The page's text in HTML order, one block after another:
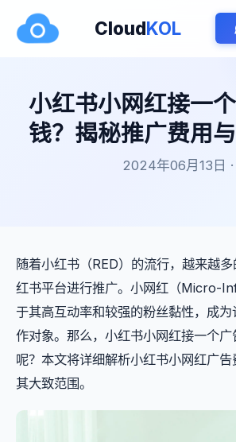
CloudKOL
小红书小网红接一
钱？揭秘推广费用
2024年06月13日 ·
随着小红书（RED）的流行，越来越
红书平台进行推广。小网红（Micro-
于其高互动率和较强的粉丝黏性，成
作对象。那么，小红书小网红接一个
呢？本文将详细解析小红书小网红广
其大致范围。